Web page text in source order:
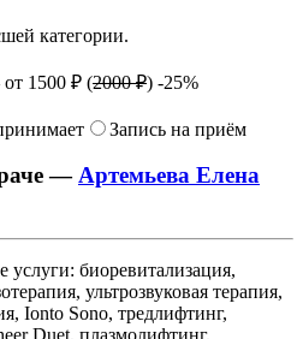
категории.
от 1500 ₽ (2000 ₽) -25%
Запись на приём
—Артемьева Елена
биоревитализация,
ультрозвуковая терапия,
Ionto Sono, тредлифтинг,
Duet, плазмолифтинг,